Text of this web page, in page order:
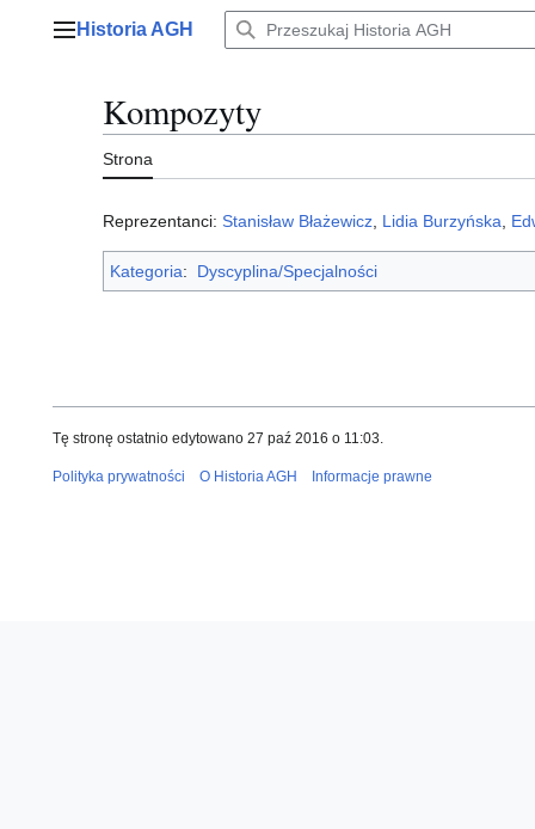
Menu główne
Historia AGH
Kompozyty
Strona
Reprezentanci: Stanisław Błażewicz Lidia Burzyńska
Kategoria: Dyscyplina/Specjalności
Tę stronę ostatnio edytowano 27 paź 2016 o 11:03.
Polityka prywatności O Historia AGH Informacje prawne